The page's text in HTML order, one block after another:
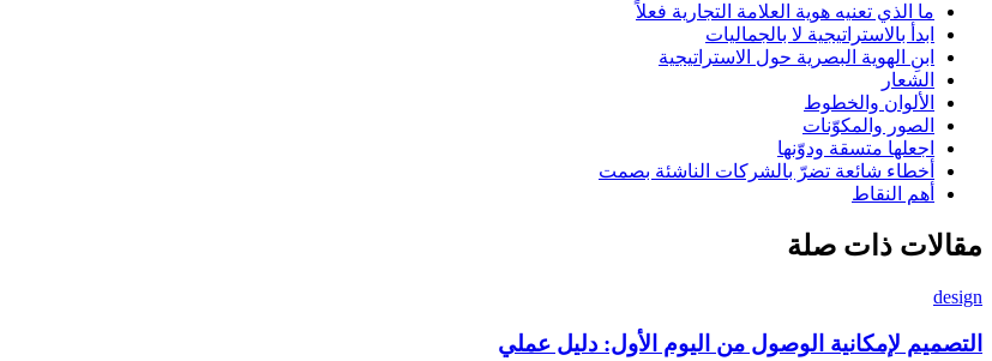
ما الذي تعنيه هوية العلامة التجارية فعلاً
ابدأ بالاستراتيجية لا بالجماليات
ابنِ الهوية البصرية حول الاستراتيجية
الشعار
الألوان والخطوط
الصور والمكوّنات
اجعلها متسقة ودوّنها
أخطاء شائعة تضرّ بالشركات الناشئة بصمت
أهم النقاط
مقالات ذات صلة
design
التصميم لإمكانية الوصول من اليوم الأول: دليل عملي